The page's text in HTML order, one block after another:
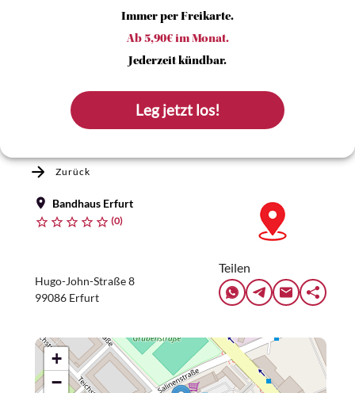
Immer per Freikarte.
Ab 5,90€ im Monat.
Jederzeit kündbar.
Leg jetzt los!
Zurück
Bandhaus Erfurt
(0)
Hugo-John-Straße 8
99086 Erfurt
Teilen
+
−